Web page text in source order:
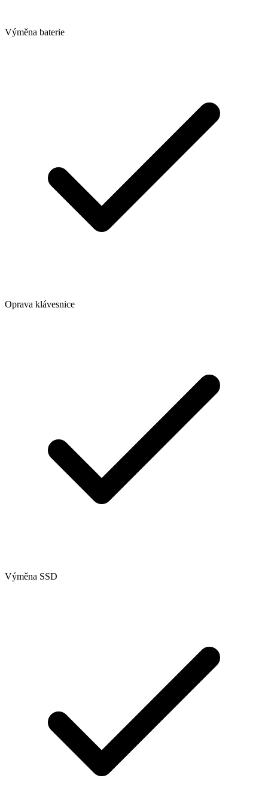
Výměna baterie
Oprava klávesnice
Výměna SSD